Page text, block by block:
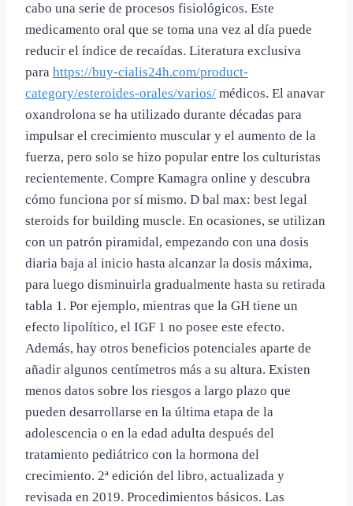
cabo una serie de procesos fisiológicos. Este
medicamento oral que se toma una vez al día puede
reducir el índice de recaídas. Literatura exclusiva
para https://buy-cialis24h.com/product-
category/esteroides-orales/varios/ médicos. El anavar
oxandrolona se ha utilizado durante décadas para
impulsar el crecimiento muscular y el aumento de la
fuerza, pero solo se hizo popular entre los culturistas
recientemente. Compre Kamagra online y descubra
cómo funciona por sí mismo. D bal max: best legal
steroids for building muscle. En ocasiones, se utilizan
con un patrón piramidal, empezando con una dosis
diaria baja al inicio hasta alcanzar la dosis máxima,
para luego disminuirla gradualmente hasta su retirada
tabla 1. Por ejemplo, mientras que la GH tiene un
efecto lipolítico, el IGF 1 no posee este efecto.
Además, hay otros beneficios potenciales aparte de
añadir algunos centímetros más a su altura. Existen
menos datos sobre los riesgos a largo plazo que
pueden desarrollarse en la última etapa de la
adolescencia o en la edad adulta después del
tratamiento pediátrico con la hormona del
crecimiento. 2ª edición del libro, actualizada y
revisada en 2019. Procedimientos básicos. Las